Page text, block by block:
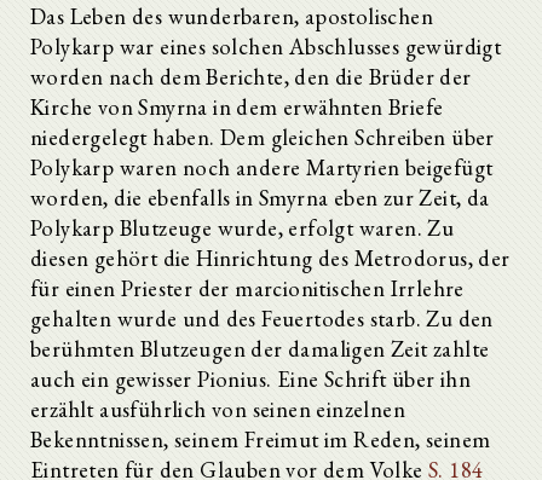
Das Leben des wunderbaren, apostolischen
Polykarp war eines solchen Abschlusses gewürdigt
worden nach dem Berichte, den die Brüder der
Kirche von Smyrna in dem erwähnten Briefe
niedergelegt haben. Dem gleichen Schreiben über
Polykarp waren noch andere Martyrien beigefügt
worden, die ebenfalls in Smyrna eben zur Zeit, da
Polykarp Blutzeuge wurde, erfolgt waren. Zu
diesen gehört die Hinrichtung des Metrodorus, der
für einen Priester der marcionitischen Irrlehre
gehalten wurde und des Feuertodes starb. Zu den
berühmten Blutzeugen der damaligen Zeit zahlte
auch ein gewisser Pionius. Eine Schrift über ihn
erzählt ausführlich von seinen einzelnen
Bekenntnissen, seinem Freimut im Reden, seinem
Eintreten für den Glauben vor dem Volke S. 184